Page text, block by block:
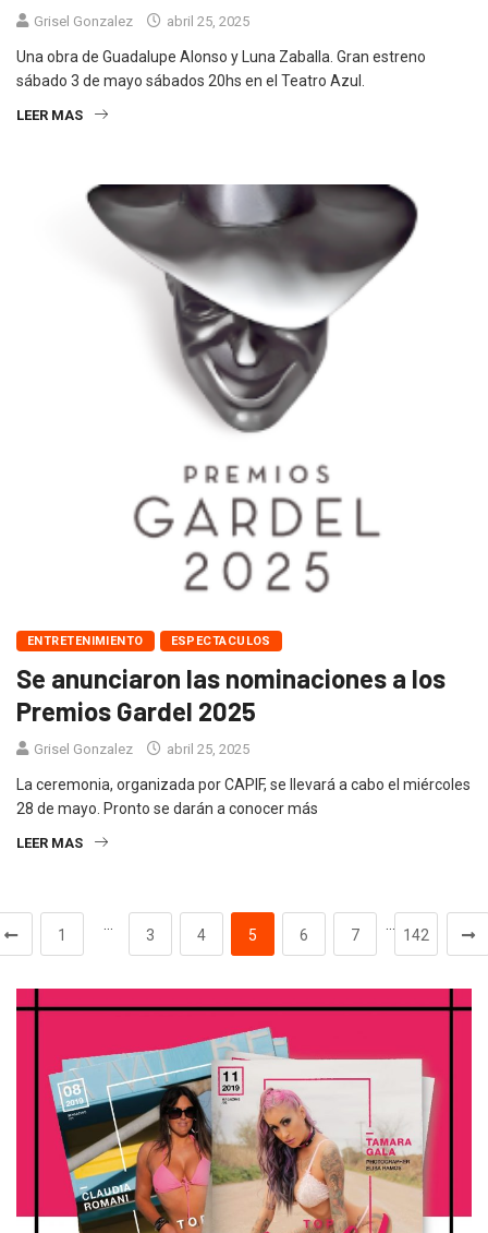
Grisel Gonzalez abril 25, 2025
Una obra de Guadalupe Alonso y Luna Zaballa. Gran estreno
sábado 3 de mayo sábados 20hs en el Teatro Azul.
LEER MAS
ENTRETENIMIENTO ESPECTACULOS
Se anunciaron las nominaciones a los
Premios Gardel 2025
Grisel Gonzalez abril 25, 2025
La ceremonia, organizada por CAPIF, se llevará a cabo el miércoles
28 de mayo. Pronto se darán a conocer más
LEER MAS
1 3 4 5 6 7 142